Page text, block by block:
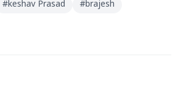
#keshav Prasad #brajesh